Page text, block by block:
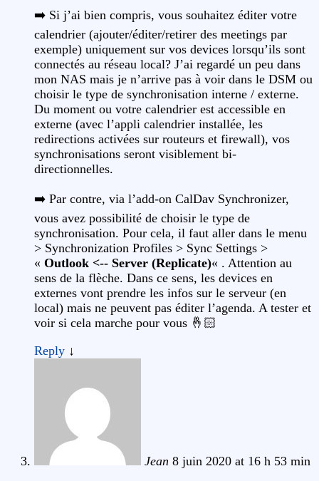
➡️ Si j’ai bien compris, vous souhaitez éditer votre
calendrier (ajouter/éditer/retirer des meetings par
exemple) uniquement sur vos devices lorsqu’ils sont
connectés au réseau local? J’ai regardé un peu dans
mon NAS mais je n’arrive pas à voir dans le DSM ou
choisir le type de synchronisation interne / externe.
Du moment ou votre calendrier est accessible en
externe (avec l’appli calendrier installée, les
redirections activées sur routeurs et firewall), vos
synchronisations seront visiblement bi-
directionnelles.
➡️ Par contre, via l’add-on CalDav Synchronizer,
vous avez possibilité de choisir le type de
synchronisation. Pour cela, il faut aller dans le menu
> Synchronization Profiles > Sync Settings >
« Outlook <-- Server (Replicate)« . Attention au
sens de la flèche. Dans ce sens, les devices en
externes vont prendre les infos sur le serveur (en
local) mais ne peuvent pas éditer l’agenda. A tester et
voir si cela marche pour vous 🤞🏻
Reply ↓
Jean 8 juin 2020 at 16 h 53 min